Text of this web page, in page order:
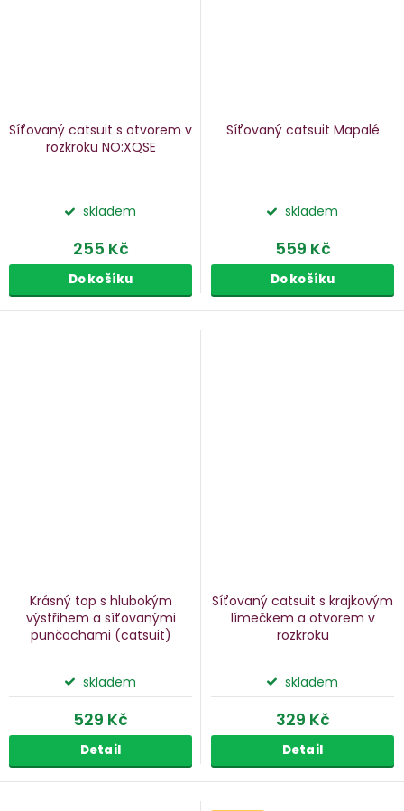
Síťovaný catsuit s otvorem v
rozkroku NO:XQSE
skladem
255 Kč
Do košíku
Síťovaný catsuit Mapalé
skladem
559 Kč
Do košíku
Krásný top s hlubokým
výstřihem a síťovanými
punčochami (catsuit)
skladem
529 Kč
Detail
Síťovaný catsuit s krajkovým
límečkem a otvorem v
rozkroku
skladem
329 Kč
Detail